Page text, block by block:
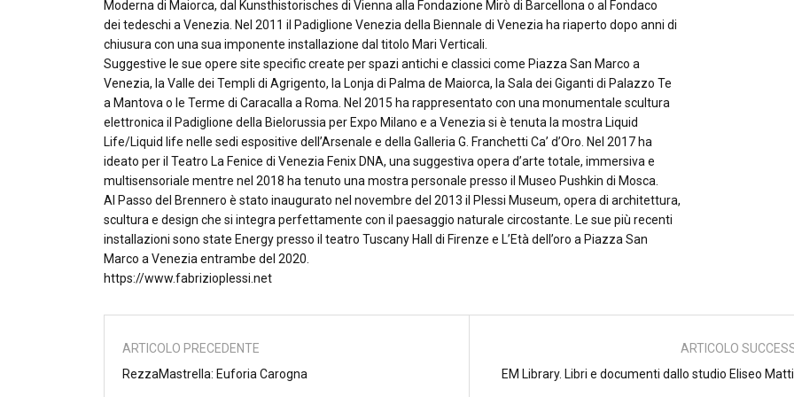
Moderna di Maiorca, dal Kunsthistorisches di Vienna alla Fondazione Mirò di Barcellona o al Fondaco
dei tedeschi a Venezia. Nel 2011 il Padiglione Venezia della Biennale di Venezia ha riaperto dopo anni di
chiusura con una sua imponente installazione dal titolo Mari Verticali.
Suggestive le sue opere site specific create per spazi antichi e classici come Piazza San Marco a
Venezia, la Valle dei Templi di Agrigento, la Lonja di Palma de Maiorca, la Sala dei Giganti di Palazzo Te
a Mantova o le Terme di Caracalla a Roma. Nel 2015 ha rappresentato con una monumentale scultura
elettronica il Padiglione della Bielorussia per Expo Milano e a Venezia si è tenuta la mostra Liquid
Life/Liquid life nelle sedi espositive dell’Arsenale e della Galleria G. Franchetti Ca’ d’Oro. Nel 2017 ha
ideato per il Teatro La Fenice di Venezia Fenix DNA, una suggestiva opera d’arte totale, immersiva e
multisensoriale mentre nel 2018 ha tenuto una mostra personale presso il Museo Pushkin di Mosca.
Al Passo del Brennero è stato inaugurato nel novembre del 2013 il Plessi Museum, opera di architettura,
scultura e design che si integra perfettamente con il paesaggio naturale circostante. Le sue più recenti
installazioni sono state Energy presso il teatro Tuscany Hall di Firenze e L’Età dell’oro a Piazza San
Marco a Venezia entrambe del 2020.
https://www.fabrizioplessi.net
ARTICOLO PRECEDENTE
RezzaMastrella: Euforia Carogna
ARTICOLO
EM Library. Libri e documenti dallo studio Eliseo